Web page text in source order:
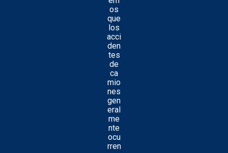
os
que
los
acci
den
tes
de
ca
mio
nes
gen
eral
me
nte
ocu
rren